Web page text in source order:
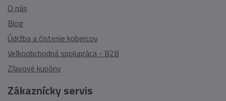
Zákaznícky servis
O nás
Blog
Údržba a čistenie kobercov
Veľkoobchodná spolupráca - B2B
Zľavové kupóny